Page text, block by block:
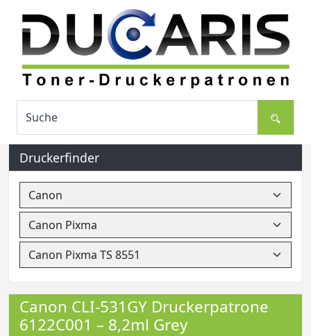
Druckerfinder
Canon CLI-531GY Druckerpatrone
6122C001 – 8,2ml Grey